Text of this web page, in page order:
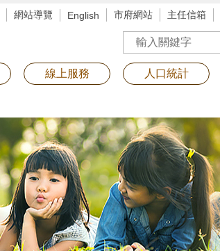
網站導覽 English 市府網站 主任信箱
搜尋
線上服務 人口統計